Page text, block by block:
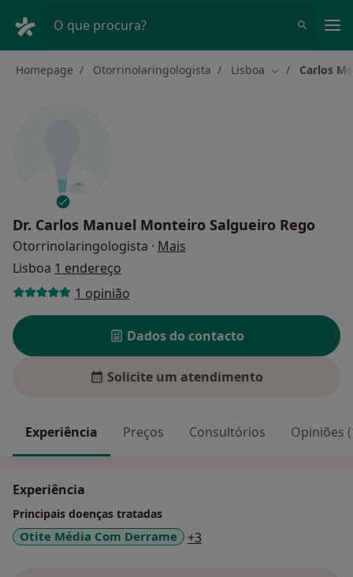
O que procura?
Homepage Otorrinolaringologista Lisboa Mudar de
Carlos
Dr. Carlos Manuel Monteiro Salgueiro Rego
Otorrinolaringologista · Mais
Lisboa 1 endereço
1 opinião
Dados do contacto
Solicite um atendimento
Experiência Preços Consultórios Opiniões
Experiência
Principais doenças tratadas
Otite Média Com Derrame +3